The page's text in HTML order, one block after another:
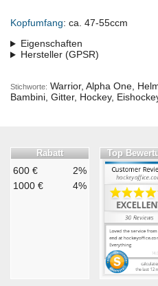
Kopfumfang: ca. 47-55ccm
Eigenschaften
Hersteller (GPSR)
Stichworte: Warrior, Alpha One,
Bambini, Gitter, Hockey,
Rabatt
600 €
2%
1000 €
4%
Top